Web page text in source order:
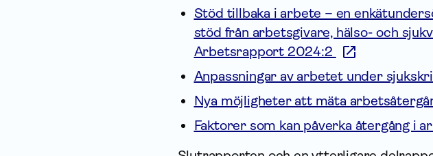
Stöd tillbaka i arbete – en
stöd från arbetsgivare, hälso- och
Arbetsrapport 2024:2
Anpassningar av arbetet under
Nya möjligheter att mäta
Faktorer som kan påverka återgång i